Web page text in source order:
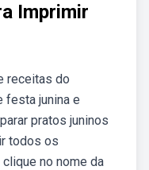
Imprimir
receitas do
festa junina e
pratos juninos
todos os
no nome da